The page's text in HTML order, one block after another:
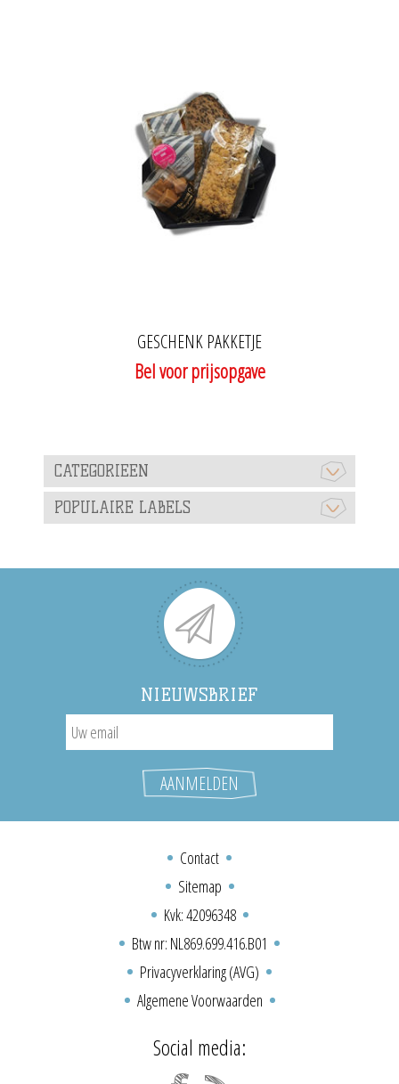
GESCHENK PAKKETJE
Bel voor prijsopgave
CATEGORIEEN
POPULAIRE LABELS
NIEUWSBRIEF
Contact
Sitemap
Kvk: 42096348
Btw nr: NL869.699.416.B01
Privacyverklaring (AVG)
Algemene Voorwaarden
Social media: